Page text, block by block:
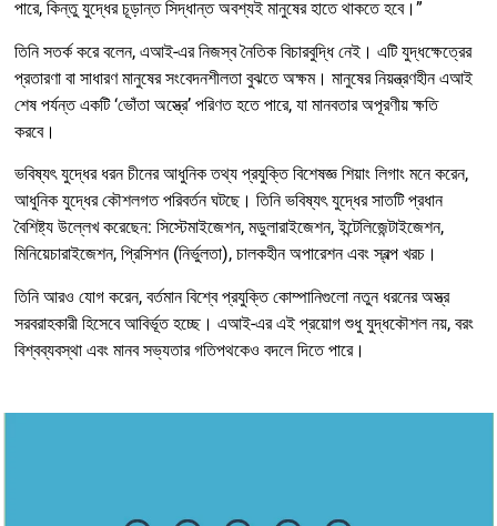
পারে, কিন্তু যুদ্ধের চূড়ান্ত সিদ্ধান্ত অবশ্যই মানুষের হাতে থাকতে হবে।”
তিনি সতর্ক করে বলেন, এআই-এর নিজস্ব নৈতিক বিচারবুদ্ধি নেই। এটি যুদ্ধক্ষেত্রের
প্রতারণা বা সাধারণ মানুষের সংবেদনশীলতা বুঝতে অক্ষম। মানুষের নিয়ন্ত্রণহীন এআই
শেষ পর্যন্ত একটি ‘ভোঁতা অস্ত্রে’ পরিণত হতে পারে, যা মানবতার অপূরণীয় ক্ষতি
করবে।
ভবিষ্যৎ যুদ্ধের ধরন চীনের আধুনিক তথ্য প্রযুক্তি বিশেষজ্ঞ শিয়াং লিগাং মনে করেন,
আধুনিক যুদ্ধের কৌশলগত পরিবর্তন ঘটছে। তিনি ভবিষ্যৎ যুদ্ধের সাতটি প্রধান
বৈশিষ্ট্য উল্লেখ করেছেন: সিস্টেমাইজেশন, মডুলারাইজেশন, ইন্টেলিজেন্টাইজেশন,
মিনিয়েচারাইজেশন, প্রিসিশন (নির্ভুলতা), চালকহীন অপারেশন এবং স্বল্প খরচ।
তিনি আরও যোগ করেন, বর্তমান বিশ্বে প্রযুক্তি কোম্পানিগুলো নতুন ধরনের অস্ত্র
সরবরাহকারী হিসেবে আবির্ভূত হচ্ছে। এআই-এর এই প্রয়োগ শুধু যুদ্ধকৌশল নয়, বরং
বিশ্বব্যবস্থা এবং মানব সভ্যতার গতিপথকেও বদলে দিতে পারে।